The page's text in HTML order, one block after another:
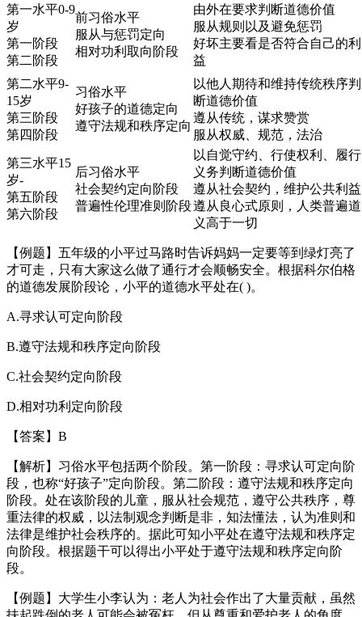
第一水平0-9
岁
第一阶段
第二阶段
前习俗水平
服从与惩罚定向
相对功利取向阶段
由外在要求判断道德价值
服从规则以及避免惩罚
好坏主要看是否符合自己的利
益
第二水平9-
15岁
第三阶段
第四阶段
习俗水平
好孩子的道德定向
遵守法规和秩序定向
以他人期待和维持传统秩序判
断道德价值
遵从传统，谋求赞赏
服从权威、规范，法治
第三水平15
岁-
第五阶段
第六阶段
后习俗水平
社会契约定向阶段
普遍性伦理准则阶段
以自觉守约、行使权利、履行
义务判断道德价值
遵从社会契约，维护公共利益
遵从良心式原则，人类普遍道
义高于一切
【例题】五年级的小平过马路时告诉妈妈一定要等到绿灯亮了
才可走，只有大家这么做了通行才会顺畅安全。根据科尔伯格
的道德发展阶段论，小平的道德水平处在( )。
A.寻求认可定向阶段
B.遵守法规和秩序定向阶段
C.社会契约定向阶段
D.相对功利定向阶段
【答案】B
【解析】习俗水平包括两个阶段。第一阶段：寻求认可定向阶
段，也称“好孩子”定向阶段。第二阶段：遵守法规和秩序定向
阶段。处在该阶段的儿童，服从社会规范，遵守公共秩序，尊
重法律的权威，以法制观念判断是非，知法懂法，认为准则和
法律是维护社会秩序的。据此可知小平处在遵守法规和秩序定
向阶段。根据题干可以得出小平处于遵守法规和秩序定向阶
段。
【例题】大学生小李认为：老人为社会作出了大量贡献，虽然